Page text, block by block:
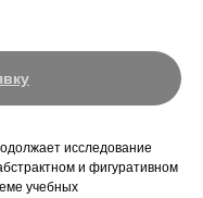
исследование
и фигуративном
учебных